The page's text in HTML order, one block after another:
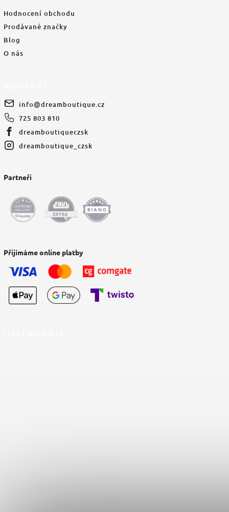
Hodnocení obchodu
Prodávané značky
Blog
O nás
info@dreamboutique.cz
725 803 810
dreamboutiqueczsk
dreamboutique_czsk
Partneři
Přijímáme online platby